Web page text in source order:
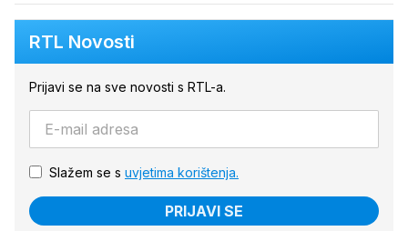
RTL Novosti
Prijavi se na sve novosti s RTL-a.
Slažem se s uvjetima korištenja.
PRIJAVI SE